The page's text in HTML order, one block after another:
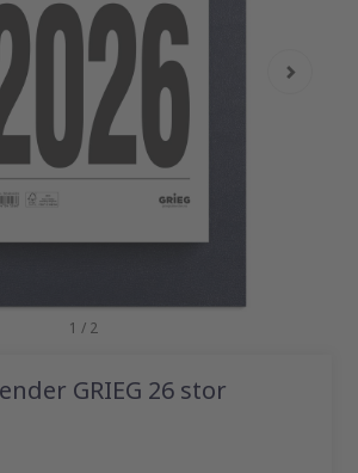
1 / 2
GRIEG 26 stor